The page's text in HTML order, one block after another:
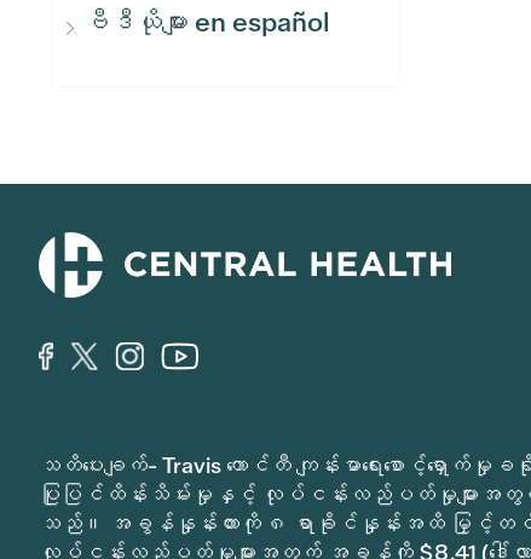
ဗီဒီယိုများ en español
သတိပေးချက်- Travis ကောင်တီ ကျန်းမာရေးစောင့်
ပြုပြင်ထိန်းသိမ်းမှုနှင့် လုပ်ငန်းလည်ပတ်မှုများ
သည်။ အခွန်နှုန်းထားကို ၈ ရာခိုင်နှုန်းအထိ မြှင့်တ
လုပ်ငန်းလည်ပတ်မှုများအတွက် အခွန်ကို $8.41 (ဒေ